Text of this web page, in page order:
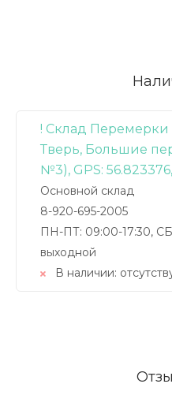
! Склад Перемерки
Тверь, Большие
№3), GPS:
Основной склад
8-920-695-2005
ПН-ПТ: 09:00-17:30,
выходной
В наличии: